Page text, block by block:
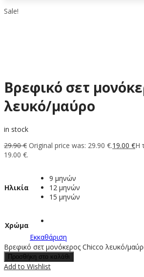
Sale!
Bρεφικό σετ
λευκό/μαύρο
in stock
29.90€ Original price was: 29.90 €.19.00 €Η
19.00 €.
Ηλικία
9 μηνών
12 μηνών
15 μηνών
Χρώμα
Εκκαθάριση
Bρεφικό σετ μονόκερος Chicco λευκό/
Προσθήκη στο καλάθι
Add to Wishlist